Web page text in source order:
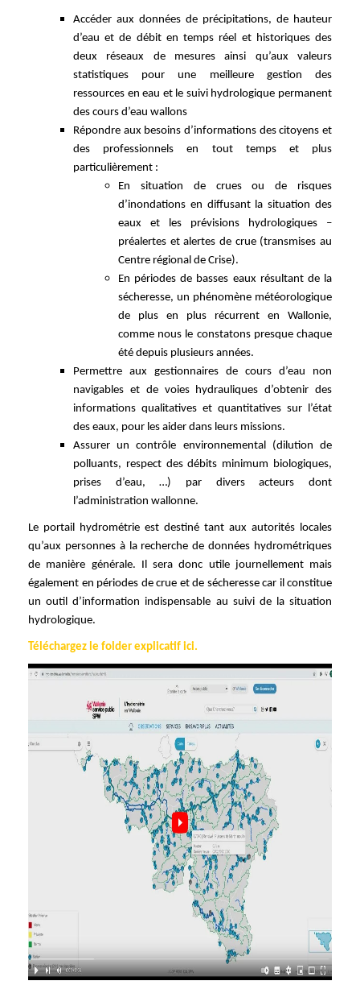
Accéder aux données de précipitations, de hauteur
d’eau et de débit en temps réel et historiques des
deux réseaux de mesures ainsi qu’aux valeurs
statistiques pour une meilleure gestion des
ressources en eau et le suivi hydrologique permanent
des cours d’eau wallons
Répondre aux besoins d’informations des citoyens et
des professionnels en tout temps et plus
particulièrement :
En situation de crues ou de risques
d’inondations en diffusant la situation des
eaux et les prévisions hydrologiques –
préalertes et alertes de crue (transmises au
Centre régional de Crise).
En périodes de basses eaux résultant de la
sécheresse, un phénomène météorologique
de plus en plus récurrent en Wallonie,
comme nous le constatons presque chaque
été depuis plusieurs années.
Permettre aux gestionnaires de cours d’eau non
navigables et de voies hydrauliques d’obtenir des
informations qualitatives et quantitatives sur l’état
des eaux, pour les aider dans leurs missions.
Assurer un contrôle environnemental (dilution de
polluants, respect des débits minimum biologiques,
prises d’eau, …) par divers acteurs dont
l’administration wallonne.
Le portail hydrométrie est destiné tant aux autorités locales
qu’aux personnes à la recherche de données hydrométriques
de manière générale. Il sera donc utile journellement mais
également en périodes de crue et de sécheresse car il constitue
un outil d’information indispensable au suivi de la situation
hydrologique.
Téléchargez le folder explicatif ici.